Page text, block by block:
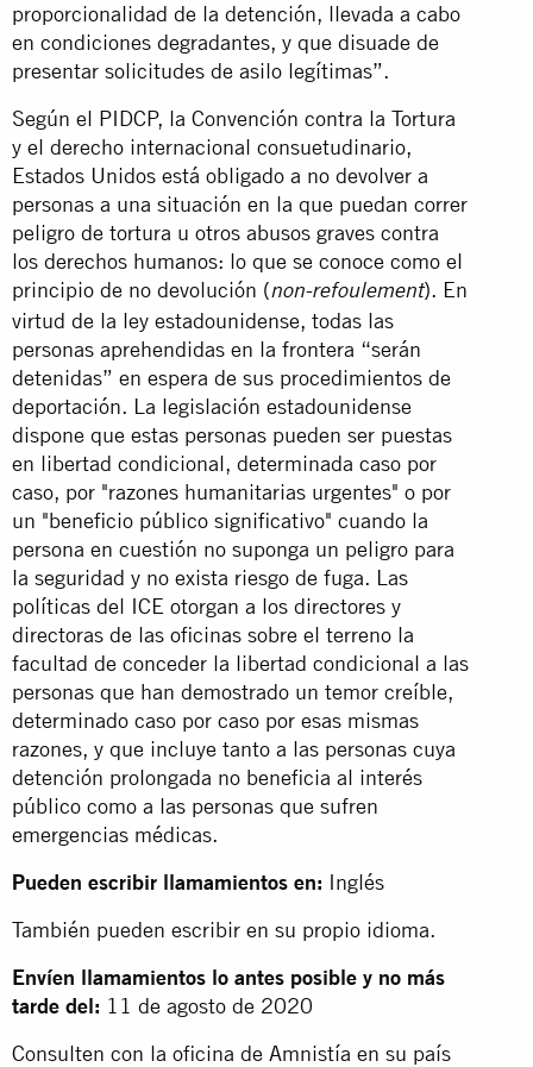
proporcionalidad de la detención, llevada a cabo
en condiciones degradantes, y que disuade de
presentar solicitudes de asilo legítimas”.
Según el PIDCP, la Convención contra la Tortura
y el derecho internacional consuetudinario,
Estados Unidos está obligado a no devolver a
personas a una situación en la que puedan correr
peligro de tortura u otros abusos graves contra
los derechos humanos: lo que se conoce como el
principio de no devolución (non-refoulement). En
virtud de la ley estadounidense, todas las
personas aprehendidas en la frontera “serán
detenidas” en espera de sus procedimientos de
deportación. La legislación estadounidense
dispone que estas personas pueden ser puestas
en libertad condicional, determinada caso por
caso, por "razones humanitarias urgentes" o por
un "beneficio público significativo" cuando la
persona en cuestión no suponga un peligro para
la seguridad y no exista riesgo de fuga. Las
políticas del ICE otorgan a los directores y
directoras de las oficinas sobre el terreno la
facultad de conceder la libertad condicional a las
personas que han demostrado un temor creíble,
determinado caso por caso por esas mismas
razones, y que incluye tanto a las personas cuya
detención prolongada no beneficia al interés
público como a las personas que sufren
emergencias médicas.
Pueden escribir llamamientos en: Inglés
También pueden escribir en su propio idioma.
Envíen llamamientos lo antes posible y no más
tarde del: 11 de agosto de 2020
Consulten con la oficina de Amnistía en su país